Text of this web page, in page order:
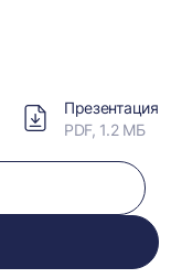
Презентация
PDF, 1.2 МБ